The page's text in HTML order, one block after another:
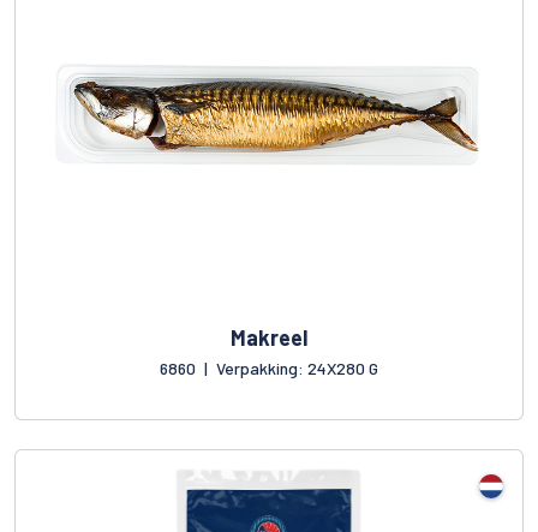
Makreel
6860 | Verpakking: 24X280 G